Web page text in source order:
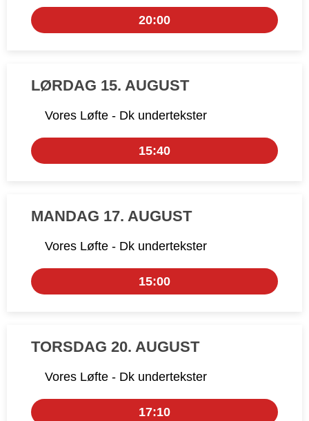
20:00
LØRDAG 15. AUGUST
Vores Løfte - Dk undertekster
15:40
MANDAG 17. AUGUST
Vores Løfte - Dk undertekster
15:00
TORSDAG 20. AUGUST
Vores Løfte - Dk undertekster
17:10